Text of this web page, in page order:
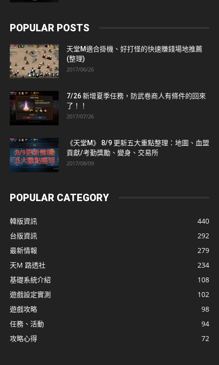
POPULAR POSTS
天堂M適合掛機、好打怪的快速賺錢場地推薦
(整理)
2017/06/26
7/26 新增夏季任務，防武卷商人有條件的回來
了！！
2017/07/26
《天堂M》 8/9 更新五大重點整理：地圖、血盟
貢獻/考勤獎勵、變身、交易所
2017/08/09
POPULAR CATEGORY
韓版資訊
440
台版資訊
292
最新情報
279
天M 路透社
234
基礎系統介紹
108
遊戲設定實測
102
遊戲攻略
98
任務、活動
94
攻略心得
72